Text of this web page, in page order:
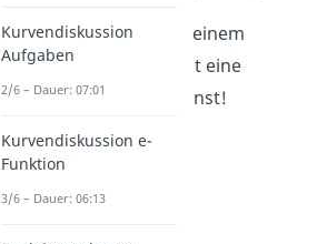
Schau dir gleich mal an einem
Beispiel an, wie du damit eine
Sekante berechnen
kannst!
Kurvendiskussion
Aufgaben
2/6 – Dauer: 07:01
Kurvendiskussion e-
Funktion
3/6 – Dauer: 06:13